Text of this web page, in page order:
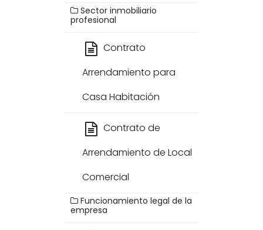
Sector inmobiliario
profesional
Contrato
Arrendamiento para
Casa Habitación
Contrato de
Arrendamiento de Local
Comercial
Funcionamiento legal de la
empresa